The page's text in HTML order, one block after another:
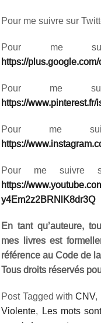
Pour me suivre sur
Pour me
https://
Pour me
https://
Pour me
https://
Pour me suivre
https://
y4Em2z2BRNlK8dr3Q
En tant qu’auteure,
mes livres est
référence au Code de
Tous droits réservés
Post Tagged withCNV,
Violente,
Les mots